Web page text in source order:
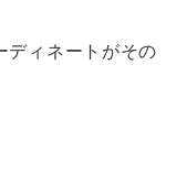
ディネートがその